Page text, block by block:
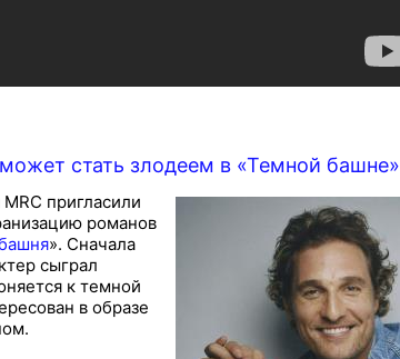
стать злодеем в «Темной башне»
пригласили
романов
». Сначала
сыграл
к темной
в образе